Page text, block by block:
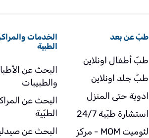
طبّ عن بعد
طبّ أطفال اونلاين
طبّ جلد اونلاين
ادوية حتى المنزل
استشارة طبّية 24/7
لئوميت MOM - مركز
الخدمات
الطبية
البحث عن
والطبيبات
البحث عن
الطبّية
البحث عن